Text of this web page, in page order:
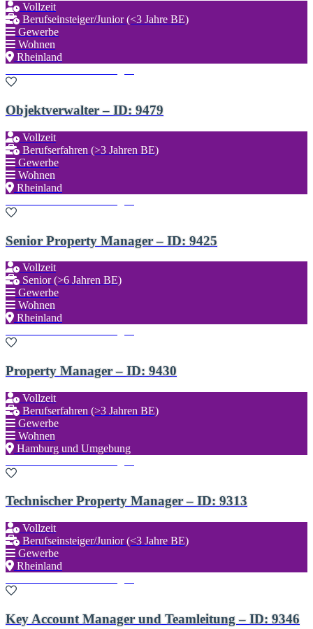
Vollzeit
Berufseinsteiger/Junior (<3 Jahre BE)
Gewerbe
Wohnen
Rheinland
Objektverwalter – ID: 9479
Vollzeit
Berufserfahren (>3 Jahren BE)
Gewerbe
Wohnen
Rheinland
Senior Property Manager – ID: 9425
Vollzeit
Senior (>6 Jahren BE)
Gewerbe
Wohnen
Rheinland
Property Manager – ID: 9430
Vollzeit
Berufserfahren (>3 Jahren BE)
Gewerbe
Wohnen
Hamburg und Umgebung
Technischer Property Manager – ID: 9313
Vollzeit
Berufseinsteiger/Junior (<3 Jahre BE)
Gewerbe
Rheinland
Key Account Manager und Teamleitung – ID: 9346